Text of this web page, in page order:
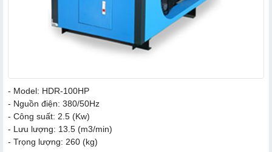
- Model: HDR-100HP
- Nguồn điện: 380/50Hz
- Công suất: 2.5 (Kw)
- Lưu lượng: 13.5 (m3/min)
- Trọng lượng: 260 (kg)